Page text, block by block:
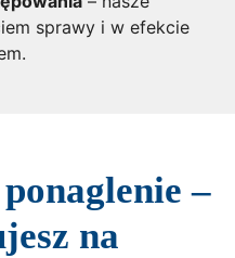
sprawy i w efekcie
–
na